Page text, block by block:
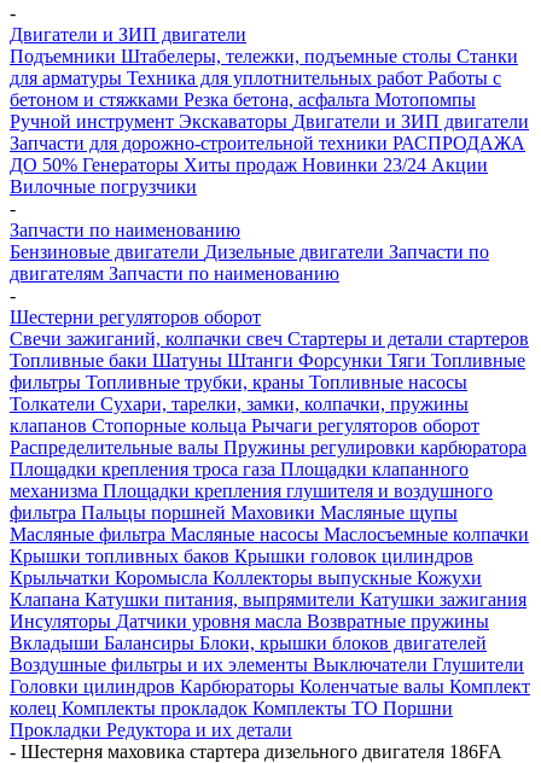
-
Двигатели и ЗИП двигатели
Подъемники Штабелеры, тележки, подъемные столы Станки
для арматуры Техника для уплотнительных работ Работы с
бетоном и стяжками Резка бетона, асфальта Мотопомпы
Ручной инструмент Экскаваторы Двигатели и ЗИП двигатели
Запчасти для дорожно-строительной техники РАСПРОДАЖА
ДО 50% Генераторы Хиты продаж Новинки 23/24 Акции
Вилочные погрузчики
-
Запчасти по наименованию
Бензиновые двигатели Дизельные двигатели Запчасти по
двигателям Запчасти по наименованию
-
Шестерни регуляторов оборот
Свечи зажиганий, колпачки свеч Стартеры и детали стартеров
Топливные баки Шатуны Штанги Форсунки Тяги Топливные
фильтры Топливные трубки, краны Топливные насосы
Толкатели Сухари, тарелки, замки, колпачки, пружины
клапанов Стопорные кольца Рычаги регуляторов оборот
Распределительные валы Пружины регулировки карбюратора
Площадки крепления троса газа Площадки клапанного
механизма Площадки крепления глушителя и воздушного
фильтра Пальцы поршней Маховики Масляные щупы
Масляные фильтра Масляные насосы Маслосъемные колпачки
Крышки топливных баков Крышки головок цилиндров
Крыльчатки Коромысла Коллекторы выпускные Кожухи
Клапана Катушки питания, выпрямители Катушки зажигания
Инсуляторы Датчики уровня масла Возвратные пружины
Вкладыши Балансиры Блоки, крышки блоков двигателей
Воздушные фильтры и их элементы Выключатели Глушители
Головки цилиндров Карбюраторы Коленчатые валы Комплект
колец Комплекты прокладок Комплекты ТО Поршни
Прокладки Редуктора и их детали
- Шестерня маховика стартера дизельного двигателя 186FA